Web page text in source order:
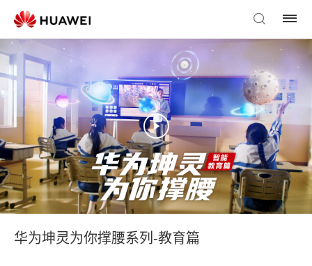
华为坤灵为你撑腰系列-教育篇